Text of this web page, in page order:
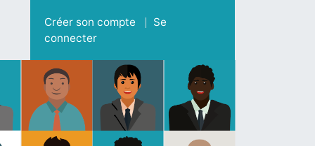
Menu du compte de l'utilisateur
Créer son compte
Se
connecter